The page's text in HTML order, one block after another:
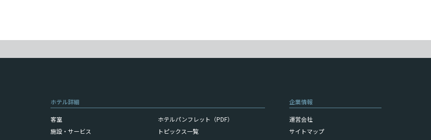
ホテル詳細
客室
施設・サービス
ホテルパンフレット（PDF）
トピックス一覧
企業情報
運営会社
サイトマップ